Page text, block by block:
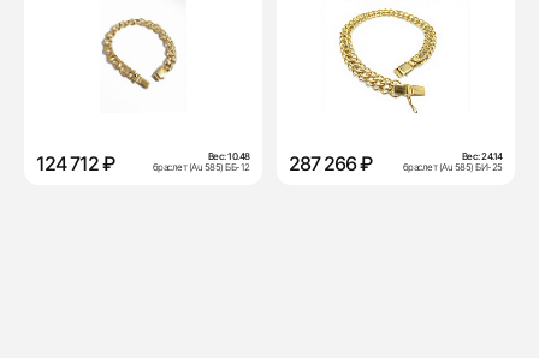
124 712 ₽ Вес:10.48
браслет (Au 585) ББ-12
287 266 ₽ Вес:24.14
браслет (Au 585) БИ-25